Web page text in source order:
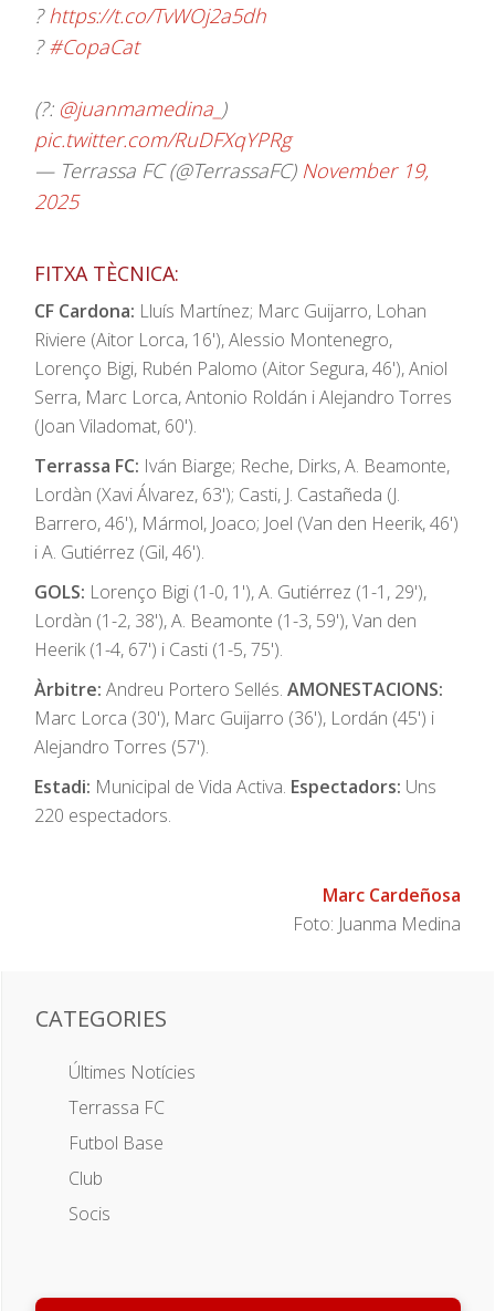
?https://t.co/TvWOj2a5dh
?#CopaCat
(?: @juanmamedina_ )
pic.twitter.com/RuDFXqYPRg
— Terrassa FC (@TerrassaFC) November 19,
2025
FITXA TÈCNICA:
CF Cardona: Lluís Martínez; Marc Guijarro, Lohan
Riviere (Aitor Lorca, 16'), Alessio Montenegro,
Lorenço Bigi, Rubén Palomo (Aitor Segura, 46'), Aniol
Serra, Marc Lorca, Antonio Roldán i Alejandro Torres
(Joan Viladomat, 60').
Terrassa FC: Iván Biarge; Reche, Dirks, A. Beamonte,
Lordàn (Xavi Álvarez, 63'); Casti, J. Castañeda (J.
Barrero, 46'), Mármol, Joaco; Joel (Van den Heerik, 46')
i A. Gutiérrez (Gil, 46').
GOLS: Lorenço Bigi (1-0, 1'), A. Gutiérrez (1-1, 29'),
Lordàn (1-2, 38'), A. Beamonte (1-3, 59'), Van den
Heerik (1-4, 67') i Casti (1-5, 75').
Àrbitre: Andreu Portero Sellés. AMONESTACIONS:
Marc Lorca (30'), Marc Guijarro (36'), Lordán (45') i
Alejandro Torres (57').
Estadi: Municipal de Vida Activa. Espectadors: Uns
220 espectadors.
Marc Cardeñosa
Foto: Juanma Medina
CATEGORIES
Últimes Notícies
Terrassa FC
Futbol Base
Club
Socis